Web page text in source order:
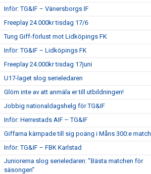
Inför: TG&IF – Vänersborgs IF
Freeplay 24.000kr tisdag 17/6
Tung Giff-förlust mot Lidköpings FK
Inför: TG&IF – Lidköpings FK
Freeplay 24.000kr tisdag 17juni
U17-laget slog serieledaren
Glöm inte av att anmäla er till utbildningen!
Jobbig nationaldagshelg för TG&IF
Inför: Herrestads AIF – TG&IF
Giffarna kämpade till sig poäng i Måns 300:e match
Inför: TG&IF – FBK Karlstad
Juniorerna slog serieledaren: ”Bästa matchen för
säsongen”